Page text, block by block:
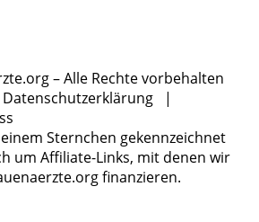
– Alle Rechte vorbehalten
Datenschutzerklärung |
Sternchen gekennzeichnet
um Affiliate-Links, mit denen wir
finanzieren.